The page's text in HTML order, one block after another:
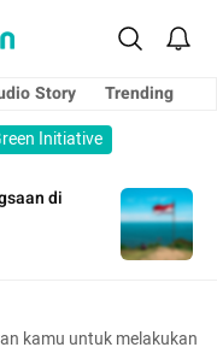
Story
Trending
Initiative
di
kamu untuk melakukan